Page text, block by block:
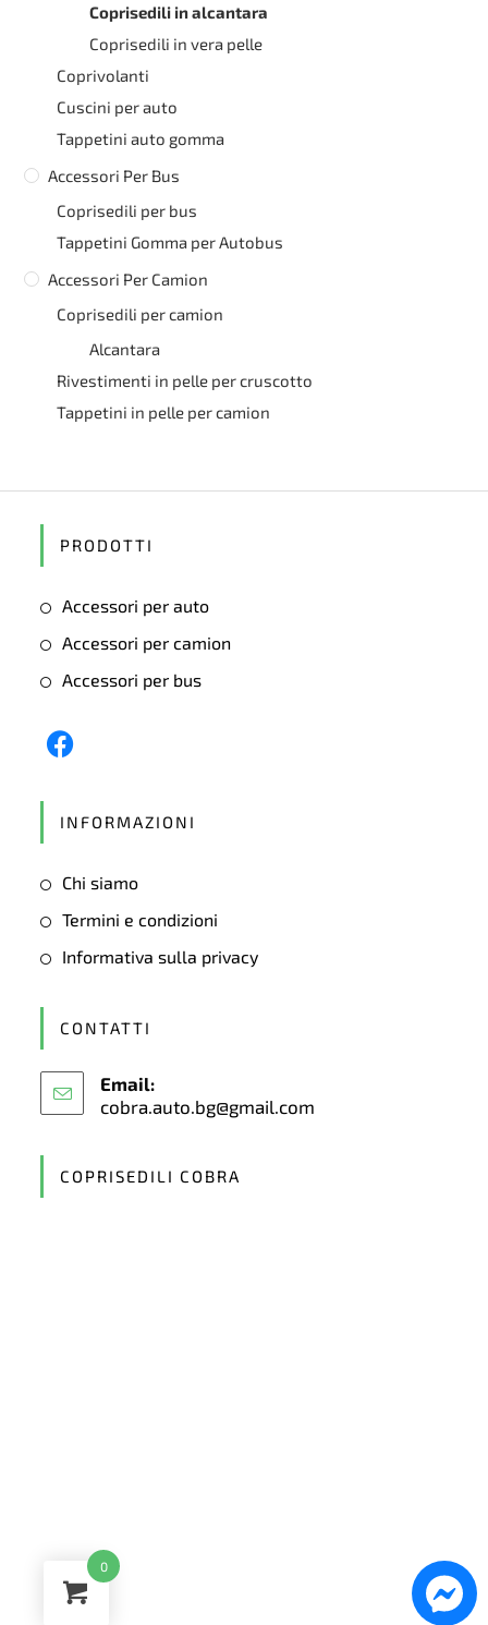
Coprisedili in alcantara
Coprisedili in vera pelle
Coprivolanti
Cuscini per auto
Tappetini auto gomma
Accessori Per Bus
Coprisedili per bus
Tappetini Gomma per Autobus
Accessori Per Camion
Coprisedili per camion
Alcantara
Rivestimenti in pelle per cruscotto
Tappetini in pelle per camion
PRODOTTI
Accessori per auto
Accessori per camion
Accessori per bus
tab
INFORMAZIONI
Chi siamo
Termini e condizioni
Informativa sulla privacy
CONTATTI
Email:
cobra.auto.bg@gmail.com
COPRISEDILI COBRA
0